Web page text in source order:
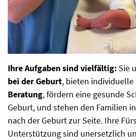
Ihre Aufgaben sind vielfältig: Sie
bei der Geburt, bieten individuelle
Beratung, fördern eine gesunde
Geburt, und stehen den Familien
nach der Geburt zur Seite. Ihre
Unterstützung sind unersetzlich